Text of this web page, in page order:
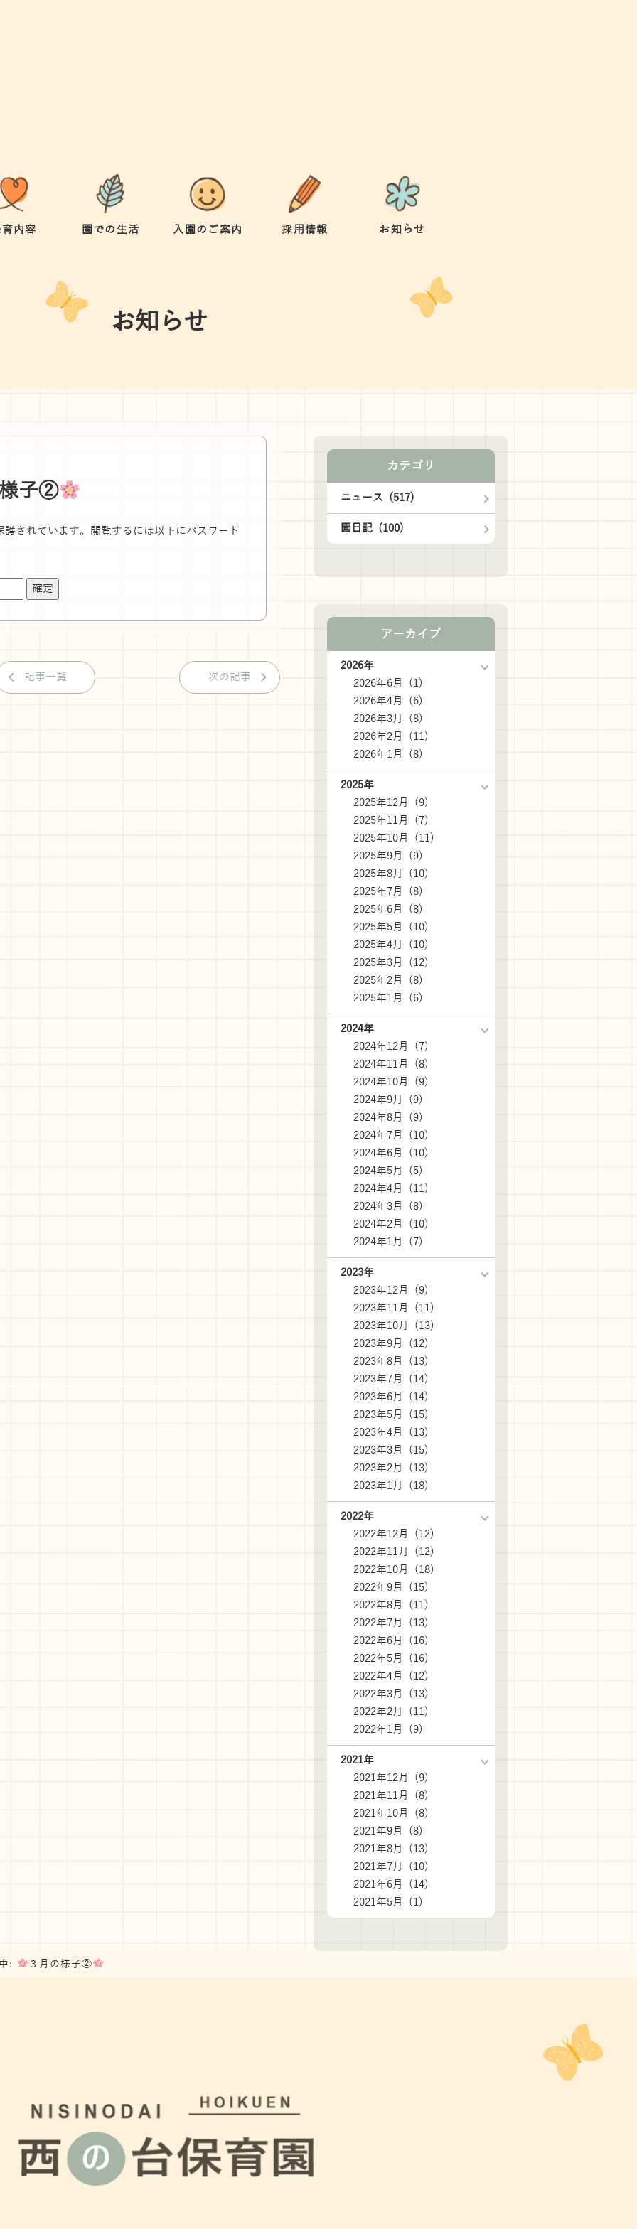
内容 園での生活 入園のご案内 採用情報 お知らせ
お知らせ
子②
されています。閲覧するには以下にパスワード
記事一覧 次の記事
カテゴリ
ニュース (517)
園日記 (100)
アーカイブ
2026年
2026年6月 (1)
2026年4月 (6)
2026年3月 (8)
2026年2月 (11)
2026年1月 (8)
2025年
2025年12月 (9)
2025年11月 (7)
2025年10月 (11)
2025年9月 (9)
2025年8月 (10)
2025年7月 (8)
2025年6月 (8)
2025年5月 (10)
2025年4月 (10)
2025年3月 (12)
2025年2月 (8)
2025年1月 (6)
2024年
2024年12月 (7)
2024年11月 (8)
2024年10月 (9)
2024年9月 (9)
2024年8月 (9)
2024年7月 (10)
2024年6月 (10)
2024年5月 (5)
2024年4月 (11)
2024年3月 (8)
2024年2月 (10)
2024年1月 (7)
2023年
2023年12月 (9)
2023年11月 (11)
2023年10月 (13)
2023年9月 (12)
2023年8月 (13)
2023年7月 (14)
2023年6月 (14)
2023年5月 (15)
2023年4月 (13)
2023年3月 (15)
2023年2月 (13)
2023年1月 (18)
2022年
2022年12月 (12)
2022年11月 (12)
2022年10月 (18)
2022年9月 (15)
2022年8月 (11)
2022年7月 (13)
2022年6月 (16)
2022年5月 (16)
2022年4月 (12)
2022年3月 (13)
2022年2月 (11)
2022年1月 (9)
2021年
2021年12月 (9)
2021年11月 (8)
2021年10月 (8)
2021年9月 (8)
2021年8月 (13)
2021年7月 (10)
2021年6月 (14)
2021年5月 (1)
: ３月の様子②